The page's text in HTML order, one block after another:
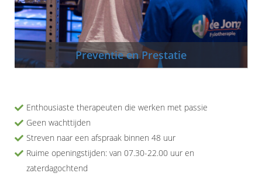
Preventie en Prestatie
Enthousiaste therapeuten die werken met passie
Geen wachttijden
Streven naar een afspraak binnen 48 uur
Ruime openingstijden: van 07.30-22.00 uur en
zaterdagochtend